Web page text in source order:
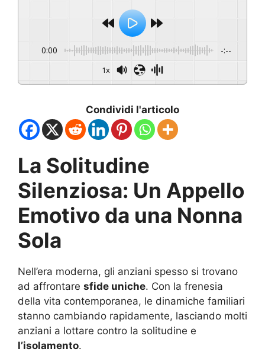
0:00 -:--
1x
Condividi l'articolo
La Solitudine
Silenziosa: Un Appello
Emotivo da una Nonna
Sola
Nell’era moderna, gli anziani spesso si trovano
ad affrontare sfide uniche. Con la frenesia
della vita contemporanea, le dinamiche familiari
stanno cambiando rapidamente, lasciando molti
anziani a lottare contro la solitudine e
l’isolamento.